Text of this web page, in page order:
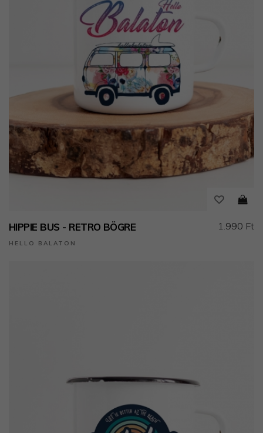
HIPPIE BUS - RETRO BÖGRE
HELLO BALATON
1.990 Ft